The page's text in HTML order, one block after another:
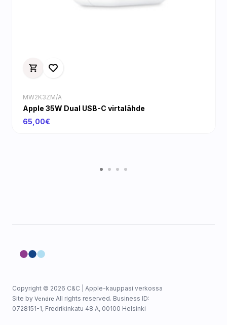
MW2K3ZM/A
Apple 35W Dual USB-C virtalähde
65,00€
Copyright © 2026 C&C | Apple-kauppasi verkossa
Site by Vendre All rights reserved. Business ID:
0728151-1, Fredrikinkatu 48 A, 00100 Helsinki